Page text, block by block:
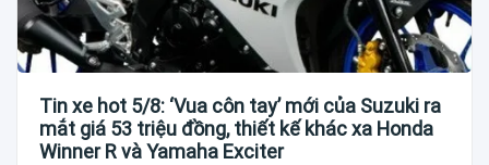
Tin xe hot 5/8: ‘Vua côn tay’ mới của Suzuki ra
mắt giá 53 triệu đồng, thiết kế khác xa Honda
Winner R và Yamaha Exciter